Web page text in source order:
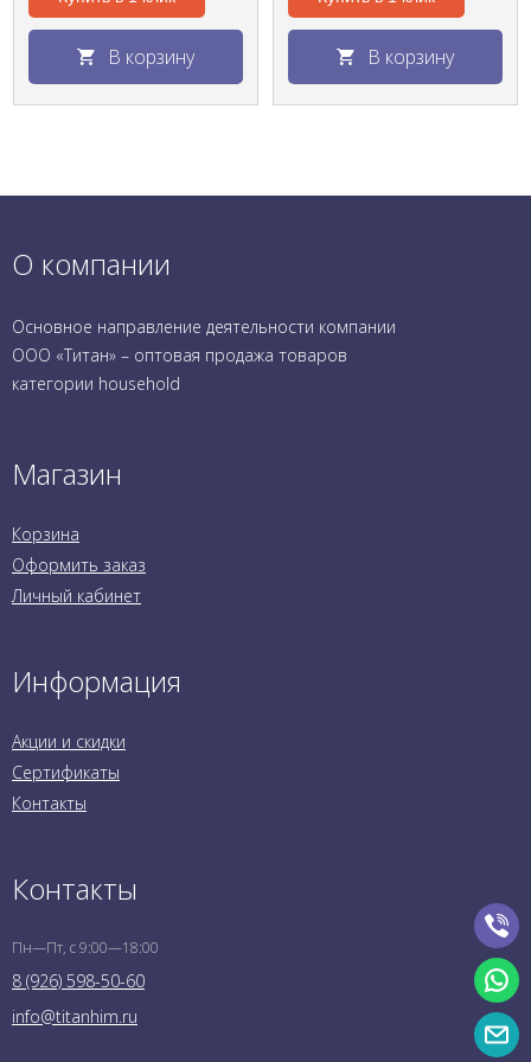
В корзину В корзину
О компании
Основное направление деятельности компании
ООО «Титан» – оптовая продажа товаров
категории household
Магазин
Корзина
Оформить заказ
Личный кабинет
Информация
Акции и скидки
Сертификаты
Контакты
Контакты
Пн—Пт, с 9:00—18:00
8 (926) 598-50-60
info@titanhim.ru